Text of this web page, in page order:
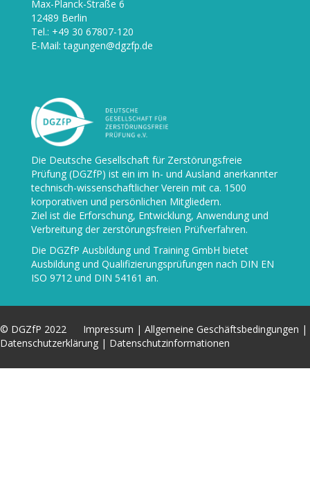
Max-Planck-Straße 6
12489 Berlin
Tel.: +49 30 67807-120
E-Mail:tagungen@dgzfp.de
Die Deutsche Gesellschaft für Zerstörungsfreie
Prüfung (DGZfP) ist ein im In- und Ausland anerkannter
technisch-wissenschaftlicher Verein mit ca. 1500
korporativen und persönlichen Mitgliedern.
Ziel ist die Erforschung, Entwicklung, Anwendung und
Verbreitung der zerstörungsfreien Prüfverfahren.
Die DGZfP Ausbildung und Training GmbH bietet
Ausbildung und Qualifizierungsprüfungen nach DIN EN
ISO 9712 und DIN 54161 an.
© DGZfP 2022 Impressum | Allgemeine Geschäftsbedingungen |
Datenschutzerklärung | Datenschutzinformationen